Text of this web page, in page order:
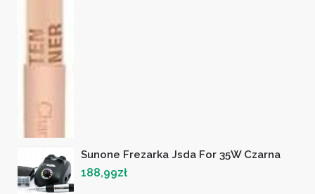
Sunone Frezarka Jsda For 35W Czarna
188,99zł